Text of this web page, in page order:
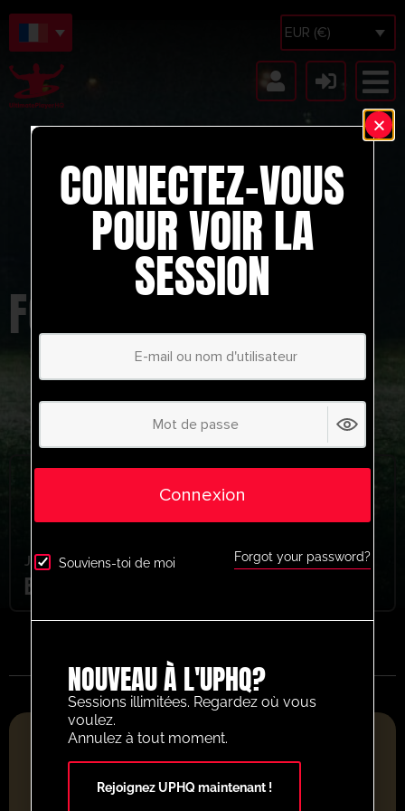
EUR (€)
FC BARNSLEY
Jeunesse/Professionnel,Jouer à l'arrière
Barnsley FC jouant à l’arrière de l’activité
PLATEFORME DE RESSOURCES FOOTBALLISTIQUES DE
L'ANNÉE 2025
CONNECTEZ-VOUS
POUR VOIR LA
SESSION
Connexion
Souviens-toi de moi Forgot your password?
NOUVEAU À L'UPHQ?
Sessions illimitées. Regardez où vous
voulez.
Annulez à tout moment.
Rejoignez UPHQ maintenant !